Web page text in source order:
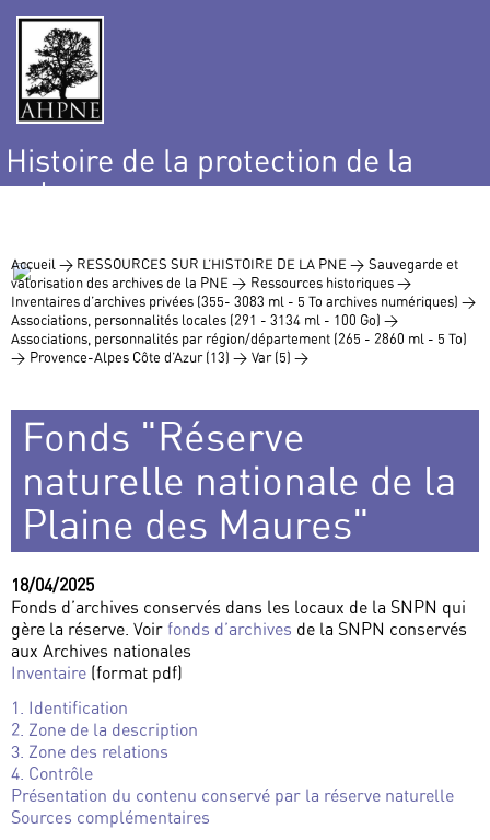
Histoire de la protection de la
nature
Accueil > RESSOURCES SUR L’HISTOIRE DE LA PNE > Sauvegarde et
valorisation des archives de la PNE > Ressources historiques >
Inventaires d’archives privées (355- 3083 ml - 5 To archives numériques) >
Associations, personnalités locales (291 - 3134 ml - 100 Go) >
Associations, personnalités par région/département (265 - 2860 ml - 5 To)
> Provence-Alpes Côte d’Azur (13) > Var (5) >
Fonds "Réserve
naturelle nationale de la
Plaine des Maures"
18/04/2025
Fonds d’archives conservés dans les locaux de la SNPN qui
gère la réserve. Voir fonds d’archives de la SNPN conservés
aux Archives nationales
Inventaire (format pdf)
1. Identification
2. Zone de la description
3. Zone des relations
4. Contrôle
Présentation du contenu conservé par la réserve naturelle
Sources complémentaires